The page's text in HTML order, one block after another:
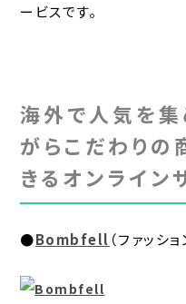
ービスです。
海外で人気を集
がらこだわりの
きるオンライン
●Bombfell （ファッショ